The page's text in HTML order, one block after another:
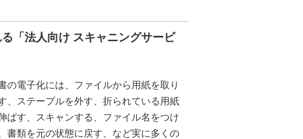
「法人向け スキャニングサービ
の電子化には、ファイルから用紙を取り
、ステープルを外す、折られている用紙
ばす、スキャンする、ファイル名をつけ
書類を元の状態に戻す、など実に多くの